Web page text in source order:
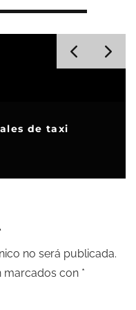
de taxi
no será publicada.
marcados con *